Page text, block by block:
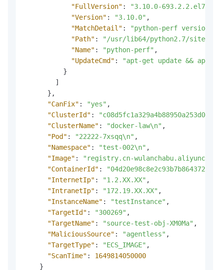
"FullVersion" : "3.10.0-693.2.2.el7"
"Version" : "3.10.0" ,
"MatchDetail" :
"python-perf version
"Path" :
"/usr/lib64/python2.7/site-
"Name" : "python-perf" ,
"UpdateCmd" :
"apt-get update && apt-
}
]
} ,
"CanFix" : "yes" ,
"ClusterId" :
"ClusterName" : "docker-law\n" ,
"Pod" : "22222-7xsqq\n" ,
"Namespace" : "test-002\n" ,
"Image" :
"registry.cn-
"ContainerId" :
"InternetIp" : "1.2.XX.XX" ,
"IntranetIp" : "172.19.XX.XX" ,
"InstanceName" : "testInstance" ,
"TargetId" : "300269" ,
"TargetName" : "source-test-obj-XM0Ma" ,
"MaliciousSource" : "agentless" ,
"TargetType" : "ECS_IMAGE" ,
"ScanTime" :
1649814050000
}